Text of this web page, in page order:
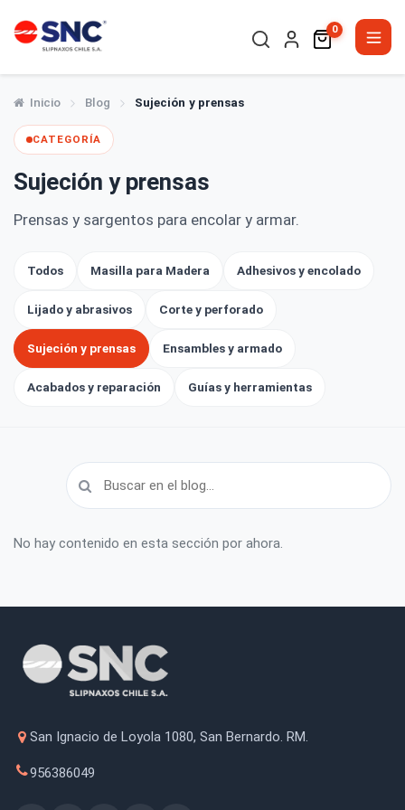
0
Inicio Blog Sujeción y prensas
CATEGORÍA
Sujeción y prensas
Prensas y sargentos para encolar y armar.
Todos Masilla para Madera Adhesivos y encolado
Lijado y abrasivos Corte y perforado
Sujeción y prensas Ensambles y armado
Acabados y reparación Guías y herramientas
No hay contenido en esta sección por ahora.
San Ignacio de Loyola 1080, San Bernardo. RM.
956386049